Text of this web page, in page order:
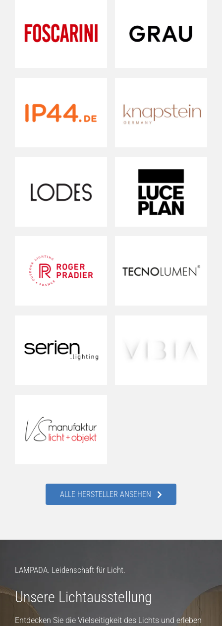
ALLE HERSTELLER ANSEHEN
LAMPADA. Leidenschaft für Licht.
Unsere Lichtausstellung
Entdecken Sie die Vielseitigkeit des Lichts und erleben